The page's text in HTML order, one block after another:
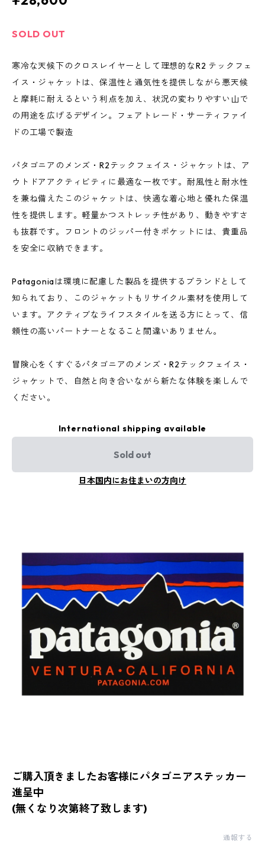
SOLD OUT
寒冷な天候下のクロスレイヤーとして理想的なR2 テックフェ
イス・ジャケットは、保温性と通気性を提供しながら悪天候
と摩耗に耐えるという利点を加え、状況の変わりやすい山で
の用途を広げるデザイン。フェアトレード・サーティファイ
ドの工場で製造
パタゴニアのメンズ・R2テックフェイス・ジャケットは、ア
ウトドアアクティビティに最適な一枚です。耐風性と耐水性
を兼ね備えたこのジャケットは、快適な着心地と優れた保温
性を提供します。軽量かつストレッチ性があり、動きやすさ
も抜群です。フロントのジッパー付きポケットには、貴重品
を安全に収納できます。
Patagoniaは環境に配慮した製品を提供するブランドとして
知られており、このジャケットもリサイクル素材を使用して
います。アクティブなライフスタイルを送る方にとって、信
頼性の高いパートナーとなること間違いありません。
冒険心をくすぐるパタゴニアのメンズ・R2テックフェイス・
ジャケットで、自然と向き合いながら新たな体験を楽しんで
ください。
International shipping available
Sold out
日本国内にお住まいの方向け
ご購入頂きましたお客様にパタゴニアステッカー
進呈中
(無くなり次第終了致します)
通報する